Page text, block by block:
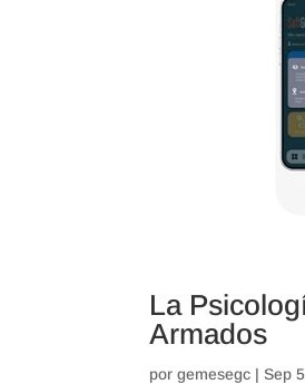
La
Armados
porgemesegc | Sep